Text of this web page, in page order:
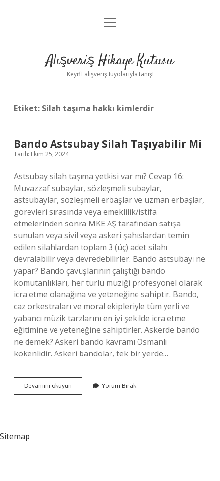
Anasayfa
Yasal Uyarı
menüyü
Alışveriş Hikaye Kutusu
Keyifli alışveriş tüyolarıyla tanış!
Etiket: Silah taşıma hakkı kimlerdir
Bando Astsubay Silah Taşıyabilir Mi
Tarih: Ekim 25, 2024
Astsubay silah taşıma yetkisi var mı? Cevap 16:
Muvazzaf subaylar, sözleşmeli subaylar,
astsubaylar, sözleşmeli erbaşlar ve uzman erbaşlar,
görevleri sırasında veya emeklilik/istifa
etmelerinden sonra MKE AŞ tarafından satışa
sunulan veya sivil veya askeri şahıslardan temin
edilen silahlardan toplam 3 (üç) adet silahı
devralabilir veya devredebilirler. Bando astsubayı ne
yapar? Bando çavuşlarının çalıştığı bando
komutanlıkları, her türlü müziği profesyonel olarak
icra etme olanağına ve yeteneğine sahiptir. Bando,
caz orkestraları ve moral ekipleriyle tüm yerli ve
yabancı müzik tarzlarını en iyi şekilde icra etme
eğitimine ve yeteneğine sahiptirler. Askerde bando
ne demek? Askeri bando kavramı Osmanlı
kökenlidir. Askeri bandolar, tek bir yerde…
Devamını okuyun
Astsubay
Yorum Bırak
Sitemap